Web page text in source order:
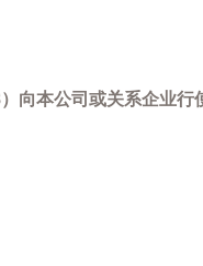
向本公司或关系企业